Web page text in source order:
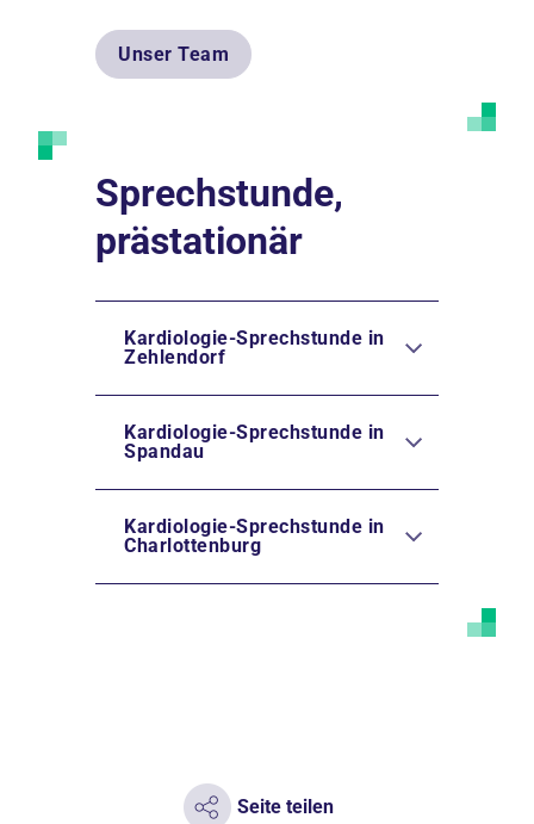
Unser Team
Sprechstunde,
prästationär
Kardiologie-Sprechstunde in
Zehlendorf
Kardiologie-Sprechstunde in
Spandau
Kardiologie-Sprechstunde in
Charlottenburg
Seite teilen